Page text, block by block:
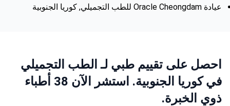
عيادة Oracle Cheongdam للطب التجميلي, كوريا الجنوبية
احصل على تقييم طبي لـ الطب التجميلي
في كوريا الجنوبية. استشر الآن 38 أطباء
ذوي الخبرة.